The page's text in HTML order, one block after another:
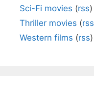
Sci-Fi movies (rss)
Thriller movies (rss
Western films (rss)